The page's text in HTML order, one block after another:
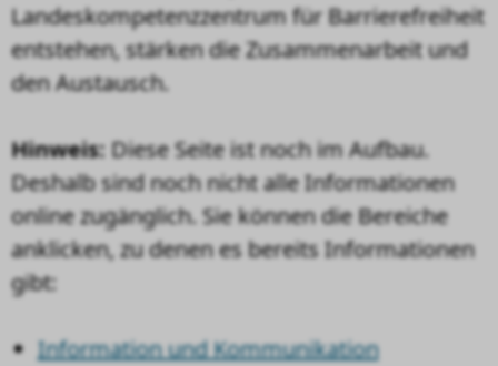
Landeskompetenzzentrum für Barrierefreiheit
entstehen, stärken die Zusammenarbeit und
den Austausch.
Hinweis:Diese Seite ist noch im Aufbau.
Deshalb sind noch nicht alle Informationen
online zugänglich. Sie können die Bereiche
anklicken, zu denen es bereits Informationen
gibt:
Information und Kommunikation